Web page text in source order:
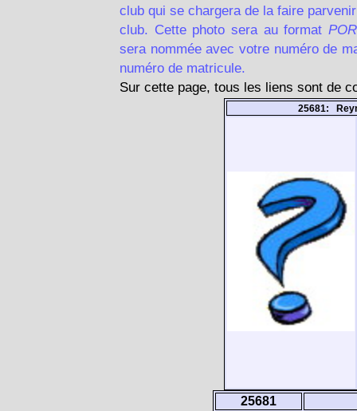
club qui se chargera de la faire
club. Cette photo sera au format
sera nommée avec votre numéro de
numéro de matricule.
Sur cette page, tous les liens sont de
25681:
25681